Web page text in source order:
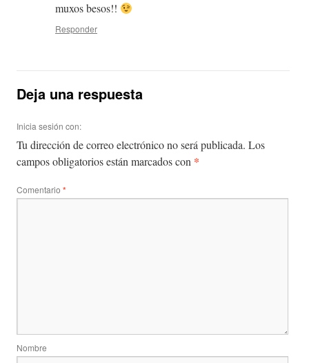
muxos besos!!
Responder
Deja una respuesta
Inicia sesión con:
Tu dirección de correo electrónico no será publicada. Los
campos obligatorios están marcados con *
Comentario *
Nombre